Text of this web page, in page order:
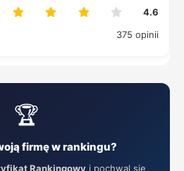
4.6
375 opinii
🏆
firmę w rankingu?
Rankingowy i pochwal się